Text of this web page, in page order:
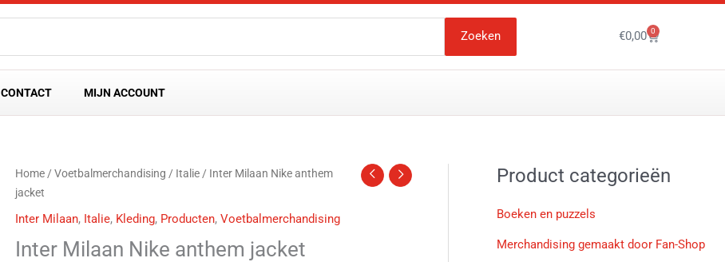
Zoeken €0,00 0
Winkelwagen
CONTACT MIJN ACCOUNT
Home /Voetbalmerchandising / Italie / Inter Milaan Nike anthem
jacket
Inter Milaan, Italie, Kleding, Producten,Voetbalmerchandising
Inter Milaan Nike anthem jacket
Product categorieën
Boeken en puzzels
Merchandising gemaakt door Fan-Shop